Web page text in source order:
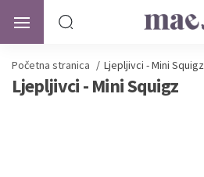
Početna stranica / Ljepljivci - Mini Squigz
Ljepljivci - Mini Squigz